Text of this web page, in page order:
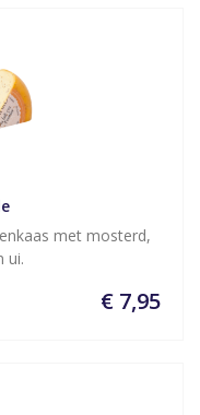
met mosterd,
ui.
€ 7,95